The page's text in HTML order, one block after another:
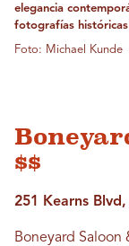
elegancia
fotografías históricas
Foto: Michael Kunde
$$
251 Kearns
Boneyard